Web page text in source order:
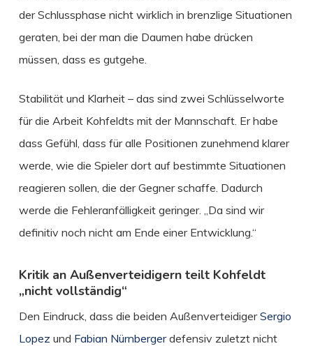
der Schlussphase nicht wirklich in brenzlige Situationen
geraten, bei der man die Daumen habe drücken
müssen, dass es gutgehe.
Stabilität und Klarheit – das sind zwei Schlüsselworte
für die Arbeit Kohfeldts mit der Mannschaft. Er habe
dass Gefühl, dass für alle Positionen zunehmend klarer
werde, wie die Spieler dort auf bestimmte Situationen
reagieren sollen, die der Gegner schaffe. Dadurch
werde die Fehleranfälligkeit geringer. „Da sind wir
definitiv noch nicht am Ende einer Entwicklung.“
Kritik an Außenverteidigern teilt Kohfeldt
„nicht vollständig“
Den Eindruck, dass die beiden AußenverteidigerSergio
Lopez und Fabian Nürnbergerdefensiv zuletzt nicht